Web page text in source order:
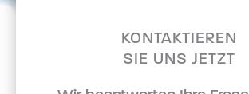
KONTAKTIEREN
SIE UNS JETZT